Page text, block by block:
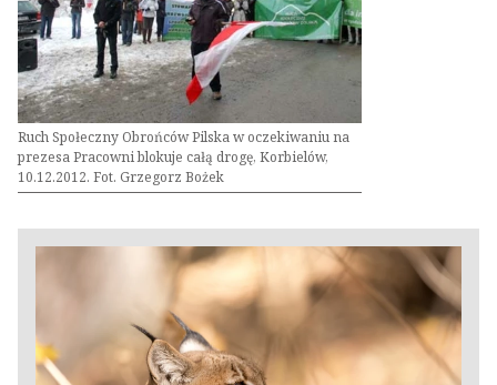
Ruch Społeczny Obrońców Pilska w oczekiwaniu na
prezesa Pracowni blokuje całą drogę, Korbielów,
10.12.2012. Fot. Grzegorz Bożek